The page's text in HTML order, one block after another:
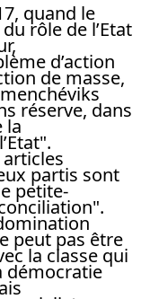
quand le
rôle de l’Etat
d’action
de masse,
réserve, dans
la
partis sont
petite-
peut pas être
la classe qui
démocratie